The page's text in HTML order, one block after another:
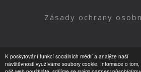
K poskytování funkcí sociálních médií a analýze naší
návštěvnosti využíváme soubory cookie. Informace o tom,
Zásady ochrany
Nahoru